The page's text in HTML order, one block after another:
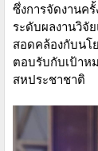
ซึ่งการจัดงานค
ระดับผลงานวิจั
สอดคล้องกับนโ
ตอบรับกับเป้าห
สหประชาชาติ